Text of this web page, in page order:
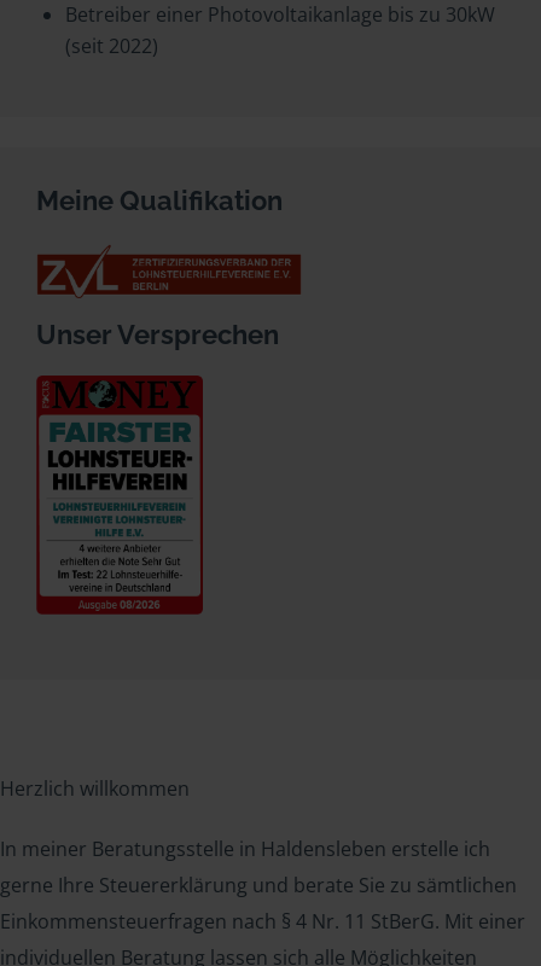
Betreiber einer Photovoltaikanlage bis zu 30kW
(seit 2022)
Meine Qualifikation
Unser Versprechen
Herzlich willkommen
In meiner Beratungsstelle in Haldensleben erstelle ich
gerne Ihre Steuererklärung und berate Sie zu sämtlichen
Einkommensteuerfragen nach § 4 Nr. 11 StBerG. Mit einer
individuellen Beratung lassen sich alle Möglichkeiten